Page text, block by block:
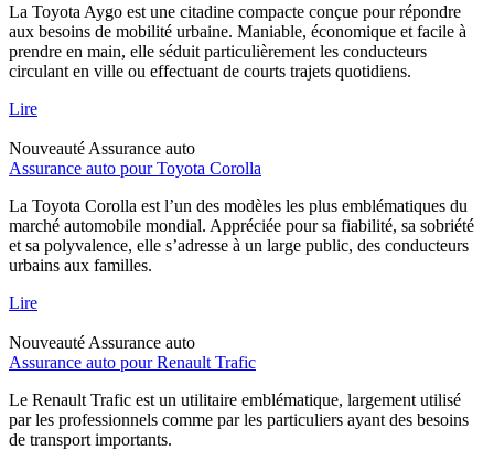
La Toyota Aygo est une citadine compacte conçue pour répondre
aux besoins de mobilité urbaine. Maniable, économique et facile à
prendre en main, elle séduit particulièrement les conducteurs
circulant en ville ou effectuant de courts trajets quotidiens.
Lire
Nouveauté Assurance auto
Assurance auto pour Toyota Corolla
La Toyota Corolla est l’un des modèles les plus emblématiques du
marché automobile mondial. Appréciée pour sa fiabilité, sa sobriété
et sa polyvalence, elle s’adresse à un large public, des conducteurs
urbains aux familles.
Lire
Nouveauté Assurance auto
Assurance auto pour Renault Trafic
Le Renault Trafic est un utilitaire emblématique, largement utilisé
par les professionnels comme par les particuliers ayant des besoins
de transport importants.